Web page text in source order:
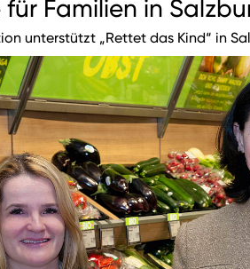
Familien in
unterstützt „Rettet das Kind“ in